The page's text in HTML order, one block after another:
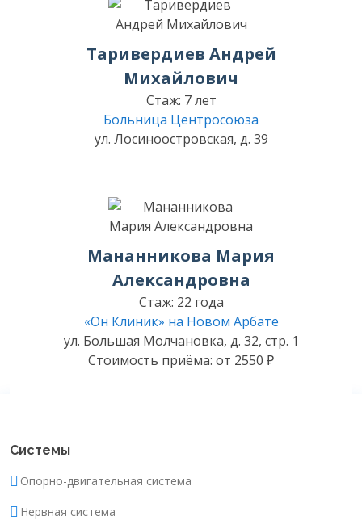
Таривердиев Андрей
Михайлович
Стаж: 7 лет
Больница Центросоюза
ул. Лосиноостровская, д. 39
Мананникова Мария
Александровна
Стаж: 22 года
«Он Клиник» на Новом Арбате
ул. Большая Молчановка, д. 32, стр. 1
Стоимость приёма: от 2550 ₽
Системы
Опорно-двигательная система
Нервная система